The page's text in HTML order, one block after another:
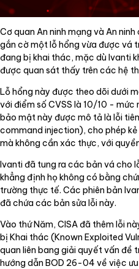
Cơ quan An ninh mạng và An
gắn cờ một lỗ hổng vừa được vá
đang bị khai thác, mặc dù Ivanti
được quan sát thấy trên các hệ
Lỗ hổng này được theo dõi dưới
với điểm số CVSS là 10/10 -
bảo mật này được mô tả là lỗi
command injection), cho phép
mà không cần xác thực, với
Ivanti đã tung ra các bản vá cho
khẳng định họ không có bằng
trường thực tế. Các phiên bản
đã chứa các bản sửa lỗi này.
Vào thứ Năm, CISA đã thêm lỗi
bị Khai thác (Known Exploited
quan liên bang giải quyết vấn đề
hướng dẫn BOD 26-04 về việc ưu